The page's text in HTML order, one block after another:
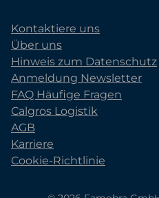
Kontaktiere uns
Über uns
Hinweis zum Datenschutz
Anmeldung Newsletter
FAQ Häufige Fragen
Calgros Logistik
AGB
Karriere
Cookie-Richtlinie